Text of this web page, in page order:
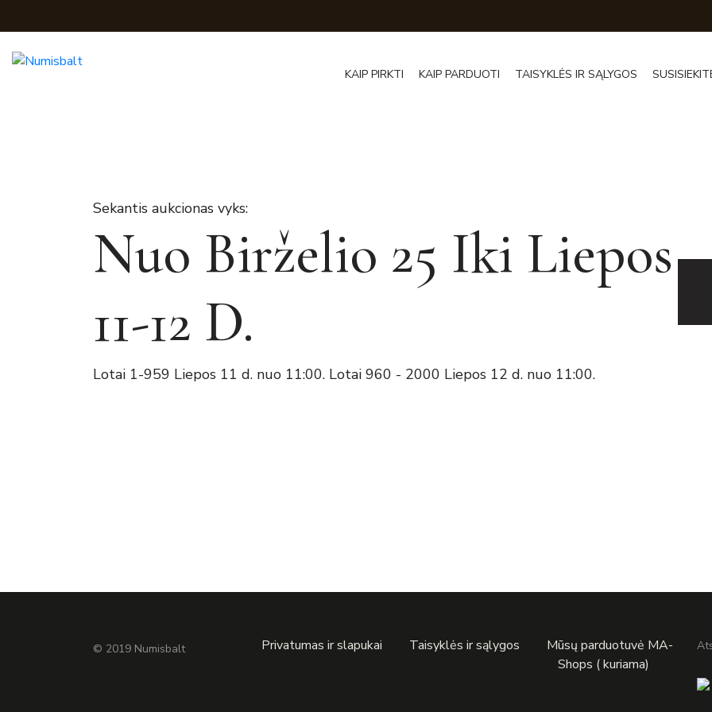
KAIP PIRKTI KAIP PARDUOTI TAISYKLĖS IR SĄLYGOS
Sekantis aukcionas vyks:
Nuo Birželio 25 Iki Liepos
11-12 D.
Lotai 1-959 Liepos 11 d. nuo 11:00. Lotai 960 - 2000 Liepos 12 d. nuo 11:00.
© 2019 Numisbalt Privatumas ir slapukai Taisyklės ir sąlygos
Mūsų parduotuvė MA-
Shops ( kuriama)